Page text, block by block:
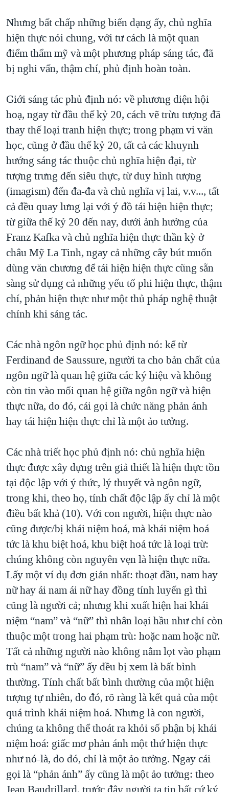
Nhưng bất chấp những biến dạng ấy, chủ nghĩa
hiện thực nói chung, với tư cách là một quan
điểm thẩm mỹ và một phương pháp sáng tác, đã
bị nghi vấn, thậm chí, phủ định hoàn toàn.
Giới sáng tác phủ định nó: về phương diện hội
hoạ, ngay từ đầu thế kỷ 20, cách vẽ trừu tượng đã
thay thế loại tranh hiện thực; trong phạm vi văn
học, cũng ở đầu thế kỷ 20, tất cả các khuynh
hướng sáng tác thuộc chủ nghĩa hiện đại, từ
tượng trưng đến siêu thực, từ duy hình tượng
(imagism) đến đa-đa và chủ nghĩa vị lai, v.v..., tất
cả đều quay lưng lại với ý đồ tái hiện hiện thực;
từ giữa thế kỷ 20 đến nay, dưới ảnh hưởng của
Franz Kafka và chủ nghĩa hiện thực thần kỳ ở
châu Mỹ La Tinh, ngay cả những cây bút muốn
dùng văn chương để tái hiện hiện thực cũng sẵn
sàng sử dụng cả những yếu tố phi hiện thực, thậm
chí, phản hiện thực như một thủ pháp nghệ thuật
chính khi sáng tác.
Các nhà ngôn ngữ học phủ định nó: kể từ
Ferdinand de Saussure, người ta cho bản chất của
ngôn ngữ là quan hệ giữa các ký hiệu và không
còn tin vào mối quan hệ giữa ngôn ngữ và hiện
thực nữa, do đó, cái gọi là chức năng phản ánh
hay tái hiện hiện thực chỉ là một ảo tưởng.
Các nhà triết học phủ định nó: chủ nghĩa hiện
thực được xây dựng trên giả thiết là hiện thực tồn
tại độc lập với ý thức, lý thuyết và ngôn ngữ,
trong khi, theo họ, tính chất độc lập ấy chỉ là một
điều bất khả (10). Với con người, hiện thực nào
cũng được/bị khái niệm hoá, mà khái niệm hoá
tức là khu biệt hoá, khu biệt hoá tức là loại trừ:
chúng không còn nguyên vẹn là hiện thực nữa.
Lấy một ví dụ đơn giản nhất: thoạt đầu, nam hay
nữ hay ái nam ái nữ hay đồng tính luyến gì thì
cũng là người cả; nhưng khi xuất hiện hai khái
niệm “nam” và “nữ” thì nhân loại hầu như chỉ còn
thuộc một trong hai phạm trù: hoặc nam hoặc nữ.
Tất cả những người nào không nằm lọt vào phạm
trù “nam” và “nữ” ấy đều bị xem là bất bình
thường. Tính chất bất bình thường của một hiện
tượng tự nhiên, do đó, rõ ràng là kết quả của một
quá trình khái niệm hoá. Nhưng là con người,
chúng ta không thể thoát ra khỏi số phận bị khái
niệm hoá: giấc mơ phản ánh một thứ hiện thực
như nó-là, do đó, chỉ là một ảo tưởng. Ngay cái
gọi là “phản ánh” ấy cũng là một ảo tưởng: theo